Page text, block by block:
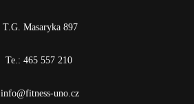
T.G. Masaryka 897
Te.: 465 557 210
info@fitness-uno.cz